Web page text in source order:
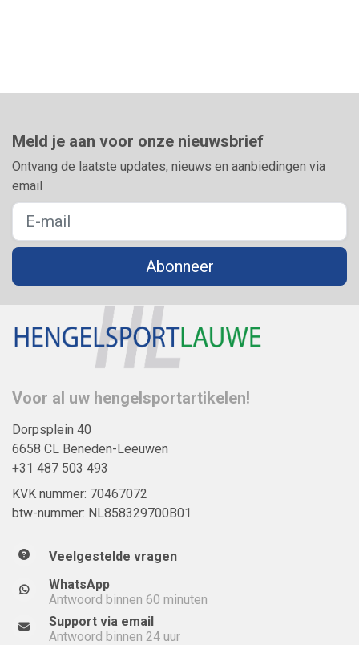
Meld je aan voor onze nieuwsbrief
Ontvang de laatste updates, nieuws en aanbiedingen via
email
Abonneer
Voor al uw hengelsportartikelen!
Dorpsplein 40
6658 CL Beneden-Leeuwen
+31 487 503 493
KVK nummer: 70467072
btw-nummer: NL858329700B01
Veelgestelde vragen
WhatsApp
Antwoord binnen 60 minuten
Support via email
Antwoord binnen 24 uur